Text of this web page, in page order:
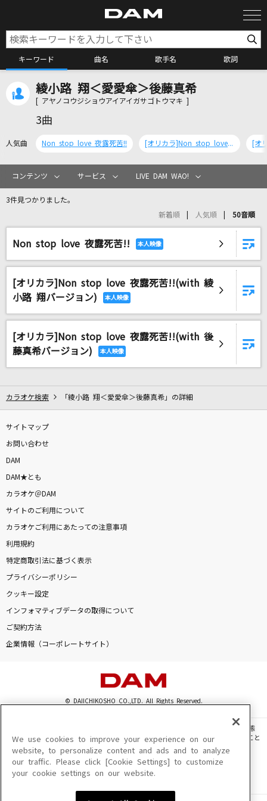
キーワード 曲名 歌手名 歌詞
カラオケ検索
カラオケリクエスト
リアルタイムで歌われている曲の一覧
嵐(アラシ)
君の為のキミノウタ
川崎鷹也
月に吠える
ヨルシカ
袖のキルト
ずっと真夜中でいいのに。
一角獣
てにをは feat.flower
[生音]晴る
[生音]ハルノヒ
あいみょん
DAMの新曲・ランキングなど
カラオケ最新情報をチェック！
綾小路 翔＜愛愛傘＞後藤真希
[ アヤノコウジショウアイアイガサゴトウマキ ]
3曲
人気曲 Non stop love 夜露死苦!! [オリカラ]Non stop love 夜露死苦!!(with 綾小路 翔バージョン)
コンテンツ サービス LIVE DAM WAO!
3件見つかりました。
新着順 人気順 50音順
Non stop love 夜露死苦!!
[オリカラ]Non stop love 夜露死苦!!(with 綾
小路 翔バージョン)
[オリカラ]Non stop love 夜露死苦!!(with 後
藤真希バージョン)
カラオケ検索 「綾小路 翔＜愛愛傘＞後藤真希」の詳細
サイトマップ
お問い合わせ
DAM
DAM★とも
カラオケ＠DAM
サイトのご利用について
カラオケご利用にあたっての注意事項
利用規約
特定商取引法に基づく表示
プライバシーポリシー
クッキー設定
インフォマティブデータの取得について
ご契約方法
企業情報（コーポレートサイト）
© DAIICHIKOSHO CO.,LTD. All Rights Reserved.
このサイトに掲載されている一切の文章・画像・写真・動画・音声等を、手段や形態
を問わず、著作権法の定める範囲を超えて無断で複製、転載、ファイル化などすること
を禁じます。
楽曲及びコンテンツは、機種によりご利用いただけない場合があります。
楽曲及びコンテンツの配信日、配信内容が変更になる場合があります。
We use cookies to improve your experience on our
website, to personalize content and ads and to analyze
our traffic. Please click [Cookie Settings] to customize
your cookie settings on our website.